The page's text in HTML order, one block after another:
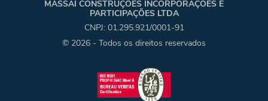
MASSAI CONSTRUÇÕES INCORPORAÇÕES E
PARTICIPAÇÕES LTDA
CNPJ: 01.295.921/0001-91
© 2026 - Todos os direitos reservados